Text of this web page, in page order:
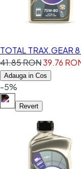
TOTAL TRAX.GEAR
41.85 RON39.76
Adauga in Cos
-5%
Revert